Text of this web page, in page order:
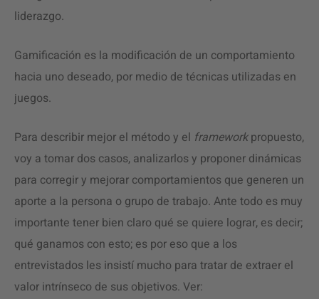
liderazgo.
Gamificación es la modificación de un comportamiento
hacia uno deseado, por medio de técnicas utilizadas en
juegos.
Para describir mejor el método y el frameworkpropuesto,
voy a tomar dos casos, analizarlos y proponer dinámicas
para corregir y mejorar comportamientos que generen un
aporte a la persona o grupo de trabajo. Ante todo es muy
importante tener bien claro qué se quiere lograr, es decir;
qué ganamos con esto; es por eso que a los
entrevistados les insistí mucho para tratar de extraer el
valor intrínseco de sus objetivos. Ver: